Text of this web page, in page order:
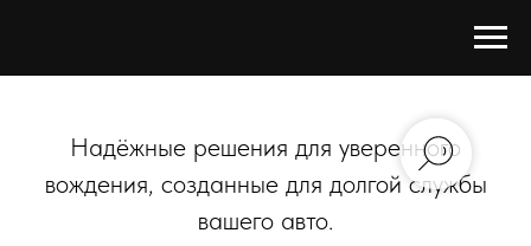
Надёжные решения для уверенного
вождения, созданные для долгой службы
вашего авто.